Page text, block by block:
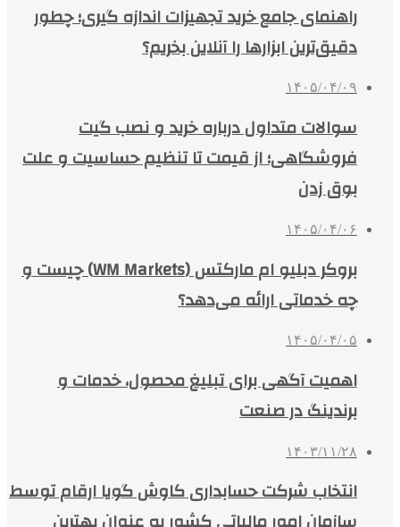
راهنمای جامع خرید تجهیزات اندازه گیری؛ چطور
دقیق‌ترین ابزارها را آنلاین بخریم؟
۱۴۰۵/۰۴/۰۹
سوالات متداول درباره خرید و نصب گیت
فروشگاهی؛ از قیمت تا تنظیم حساسیت و علت
بوق زدن
۱۴۰۵/۰۴/۰۶
بروکر دبلیو ام مارکتس (WM Markets) چیست و
چه خدماتی ارائه می‌دهد؟
۱۴۰۵/۰۴/۰۵
اهمیت آگهی برای تبلیغ محصول، خدمات و
برندینگ در صنعت
۱۴۰۳/۱۱/۲۸
انتخاب شرکت حسابداری کاوش گویا ارقام توسط